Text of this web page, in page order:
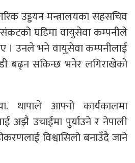
उड्डयन मन्त्रालयका सहसचिव
घडिमा वायुसेवा कम्पनीले
। उनले भने वायुसेवा कम्पनीलाई
बढ्न सकिन्छ भनेर लगिराखेको
थापाले आफ्नो कार्यकालमा
अझै उचाईमा पुर्याउने र नेपाली
विश्वासिलो बनाउँदै जाने